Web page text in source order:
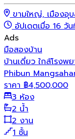
ขามใหญ่, เมืองอุ
อัปเดตเมื่อ 16 วั
Ads
มือสองบ้าน
บ้านเดี่ยว ใกล้โรง
Phibun
ราคา ฿4,500,000
3 ห้อง
2 น้ำ
2 งาน
1 ชั้น